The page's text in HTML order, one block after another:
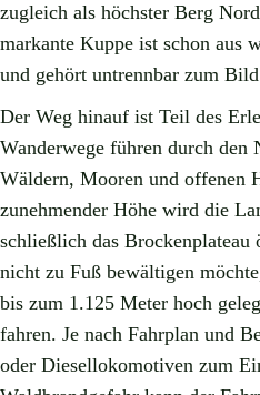
zugleich als höchster Berg
markante Kuppe ist schon aus
und gehört untrennbar zum
Der Weg hinauf ist Teil des
Wanderwege führen durch den
Wäldern, Mooren und offenen
zunehmender Höhe wird die
schließlich das
nicht zu Fuß bewältigen
bis zum 1.125 Meter hoch
fahren. Je nach Fahrplan und
oder Diesellokomotiven zum